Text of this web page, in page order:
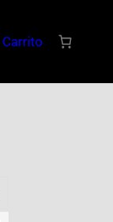
Carrito